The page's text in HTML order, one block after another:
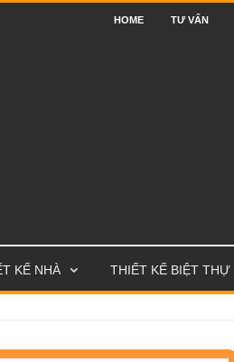
HOME TƯ VẤN
KẾ NHÀ THIẾT KẾ BIỆT THỰ